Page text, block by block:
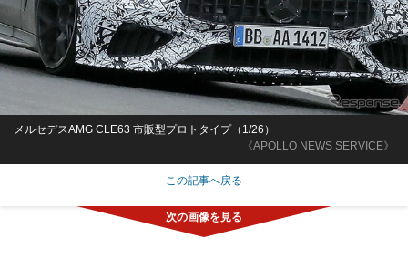
《APOLLO NEWS SERVICE》
メルセデスAMG CLE63 市販型プロトタイプ（1/26）
この記事へ戻る